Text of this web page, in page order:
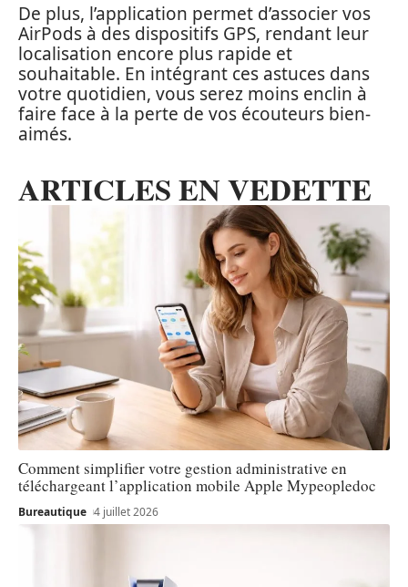
De plus, l’application permet d’associer vos
AirPods à des dispositifs GPS, rendant leur
localisation encore plus rapide et
souhaitable. En intégrant ces astuces dans
votre quotidien, vous serez moins enclin à
faire face à la perte de vos écouteurs bien-
aimés.
ARTICLES EN VEDETTE
Comment simplifier votre gestion administrative en
téléchargeant l’application mobile Apple Mypeopledoc
Bureautique 4 juillet 2026